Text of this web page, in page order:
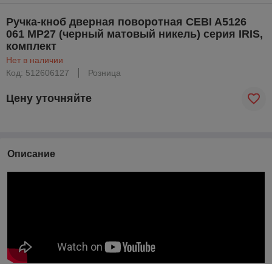
Ручка-кноб дверная поворотная CEBI A5126
061 MP27 (черный матовый никель) серия IRIS,
комплект
Нет в наличии
Код: 512606127
Розница
Цену уточняйте
Описание